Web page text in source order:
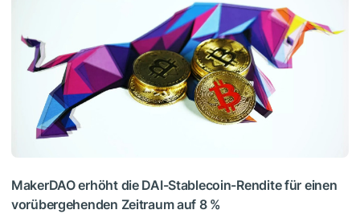
MakerDAO erhöht die DAI-Stablecoin-Rendite für einen
vorübergehenden Zeitraum auf 8 %